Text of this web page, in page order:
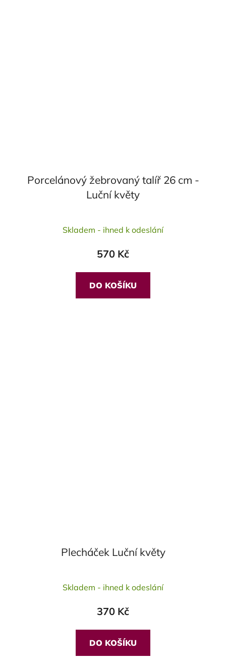
Porcelánový žebrovaný talíř 26 cm -
Luční květy
Skladem - ihned k odeslání
570 Kč
DO KOŠÍKU
Plecháček Luční květy
Skladem - ihned k odeslání
370 Kč
DO KOŠÍKU